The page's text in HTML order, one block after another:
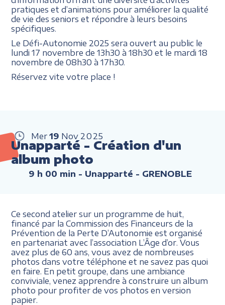
pratiques et d’animations pour améliorer la qualité
de vie des seniors et répondre à leurs besoins
spécifiques.
Le Défi-Autonomie 2025 sera ouvert au public le
lundi 17 novembre de 13h30 à 18h30 et le mardi 18
novembre de 08h30 à 17h30.
Réservez vite votre place !
Mer 19 Nov 2025
Unapparté - Création d'un
album photo
9 h 00 min - Unapparté - GRENOBLE
Ce second atelier sur un programme de huit,
financé par la Commission des Financeurs de la
Prévention de la Perte D’Autonomie est organisé
en partenariat avec l’association L’Âge d’or. Vous
avez plus de 60 ans, vous avez de nombreuses
photos dans votre téléphone et ne savez pas quoi
en faire. En petit groupe, dans une ambiance
conviviale, venez apprendre à construire un album
photo pour profiter de vos photos en version
papier.